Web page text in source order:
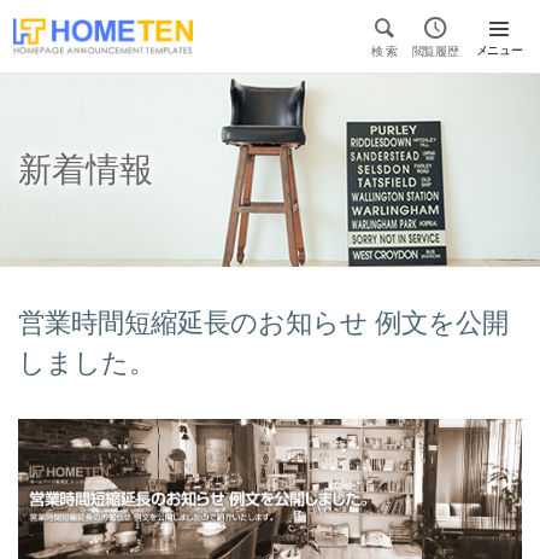

検 索

閲覧履歴 メニュー

新着情報
営業時間短縮延長のお知らせ 例文を公開
しました。